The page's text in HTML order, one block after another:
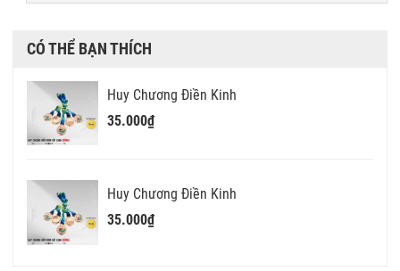
CÓ THỂ BẠN THÍCH
Huy Chương Điền Kinh
35.000₫
Huy Chương Điền Kinh
35.000₫